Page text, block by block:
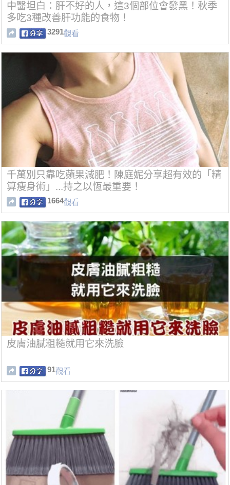
中醫坦白：肝不好的人，這3個部位會發黑！秋季
多吃3種改善肝功能的食物！
3291觀看
千萬別只靠吃蘋果減肥！陳庭妮分享超有效的「精
算瘦身術」...持之以恆最重要！
1664觀看
皮膚油膩粗糙就用它來洗臉
91觀看